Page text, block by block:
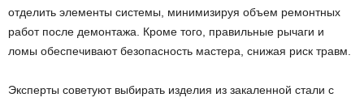
отделить элементы системы, минимизируя объем ремонтных
работ после демонтажа. Кроме того, правильные рычаги и
ломы обеспечивают безопасность мастера, снижая риск травм.
Эксперты советуют выбирать изделия из закаленной стали с